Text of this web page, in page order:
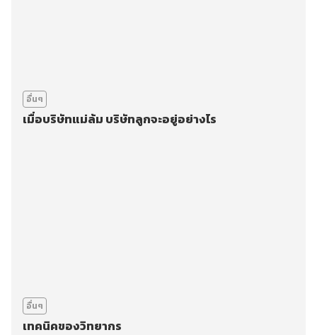
อื่นๆ
เมื่อบริษัทแม่ล้ม บริษัทลูกจะอยู่อย่างไร
อื่นๆ
เทคนิคของวิทยากร